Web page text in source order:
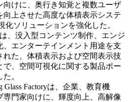
向けに、奥行き知覚と複数ユーザ
向上させた高度な体積表示システ
化ソリューションを強化した。
、没入型コンテンツ制作、エンジ
、エンターテインメント用途を支
れた、体積表示および空間表示技
で、空間可視化に関する製品ポー
。
Glass Factoryは、企業、教育機
専門家向けに、輝度向上、高解像